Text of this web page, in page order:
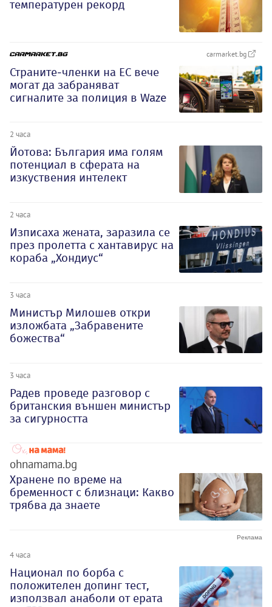
температурен рекорд
carmarket.bg
Страните-членки на ЕС вече
могат да забраняват
сигналите за полиция в Waze
2 часа
Йотова: България има голям
потенциал в сферата на
изкуствения интелект
2 часа
Изписаха жената, заразила се
през пролетта с хантавирус на
кораба „Хондиус“
3 часа
Министър Милошев откри
изложбата „Забравените
божества“
3 часа
Радев проведе разговор с
британския външен министър
за сигурността
ohnamama.bg
Хранене по време на
бременност с близнаци: Какво
трябва да знаете
4 часа
Национал по борба с
положителен допинг тест,
използвал анаболи от ерата